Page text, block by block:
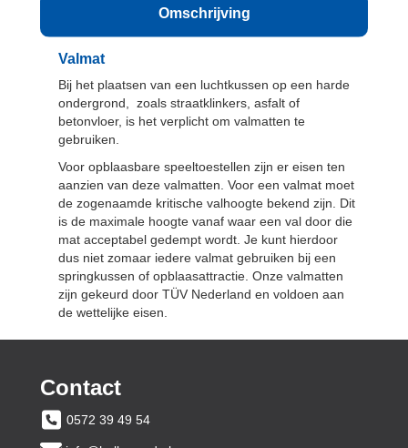
Omschrijving
Valmat
Bij het plaatsen van een luchtkussen op een harde
ondergrond, zoals straatklinkers, asfalt of
betonvloer, is het verplicht om valmatten te
gebruiken.
Voor opblaasbare speeltoestellen zijn er eisen ten
aanzien van deze valmatten. Voor een valmat moet
de zogenaamde kritische valhoogte bekend zijn. Dit
is de maximale hoogte vanaf waar een val door die
mat acceptabel gedempt wordt. Je kunt hierdoor
dus niet zomaar iedere valmat gebruiken bij een
springkussen of opblaasattractie. Onze valmatten
zijn gekeurd door TÜV Nederland en voldoen aan
de wettelijke eisen.
Contact
0572 39 49 54